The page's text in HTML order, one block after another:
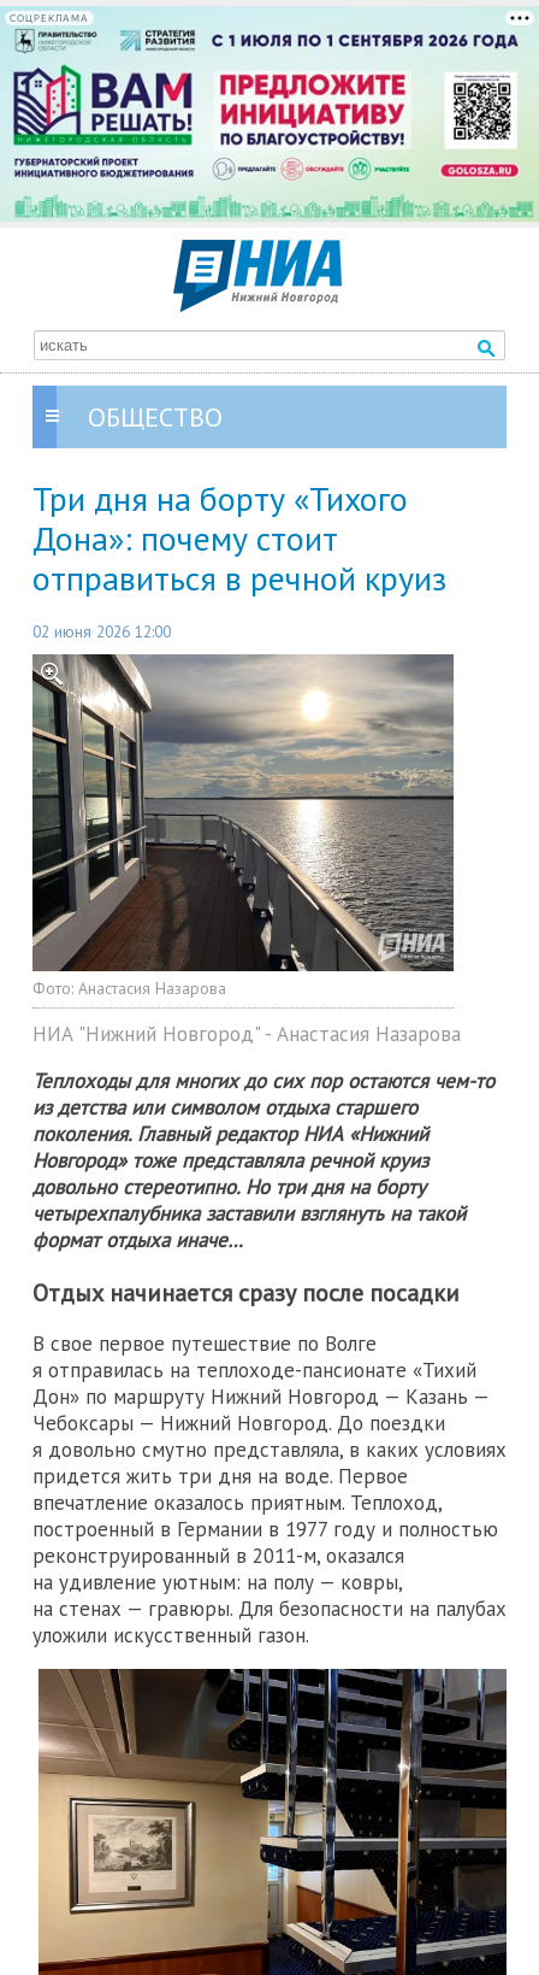
СОЦРЕКЛАМА
ОБЩЕСТВО
Три дня на борту «Тихого
Дона»: почему стоит
отправиться в речной круиз
02 июня 2026 12:00
Фото: Анастасия Назарова
НИА "Нижний Новгород" - Анастасия Назарова
Теплоходы для многих до сих пор остаются чем-то
из детства или символом отдыха старшего
поколения. Главный редактор НИА «Нижний
Новгород» тоже представляла речной круиз
довольно стереотипно. Но три дня на борту
четырехпалубника заставили взглянуть на такой
формат отдыха иначе…
Отдых начинается сразу после посадки
В свое первое путешествие по Волге
я отправилась на теплоходе-пансионате «Тихий
Дон» по маршруту Нижний Новгород — Казань —
Чебоксары — Нижний Новгород. До поездки
я довольно смутно представляла, в каких условиях
придется жить три дня на воде. Первое
впечатление оказалось приятным. Теплоход,
построенный в Германии в 1977 году и полностью
реконструированный в 2011-м, оказался
на удивление уютным: на полу — ковры,
на стенах — гравюры. Для безопасности на палубах
уложили искусственный газон.